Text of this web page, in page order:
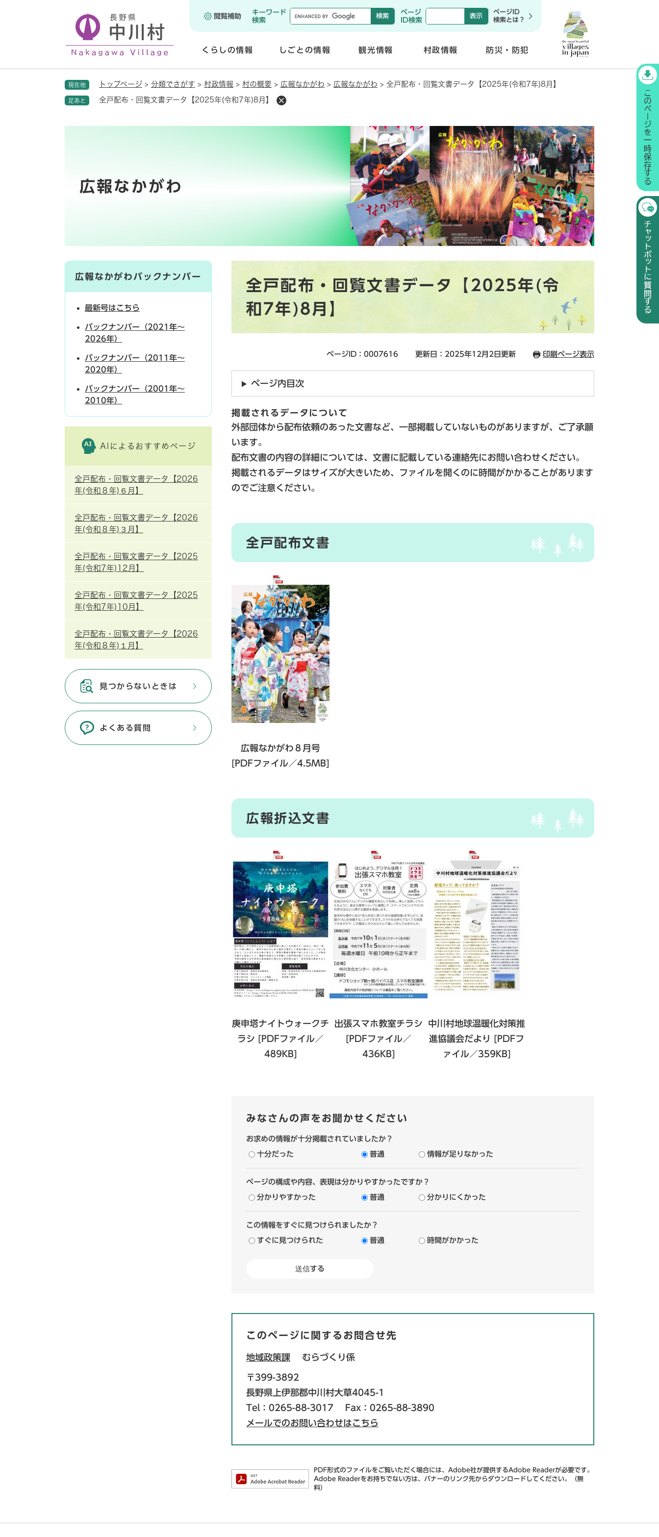
メニューを飛ばして本文へ
閲覧補助
キーワード
検索
ページ
ID検索
ページID
検索とは？
くらしの情報
く
しごとの情報
く
観光情報 村政情報
く
防災・防犯
く
現在地 トップページ > 分類でさがす > 村政情報 > 村の概要 > 広報なかがわ > 広報なかがわ > 全戸配布・回覧文書データ【2025年(令和7年)8月】
足あと 全戸配布・回覧文書データ【2025年(令和7年)8月】
広報なかがわ
全戸配布・回覧文書データ【2025年(令
和7年)8月】
ページID：0007616 更新日：2025年12月2日更新 印刷ページ表示
ページ内目次
掲載されるデータについて
外部団体から配布依頼のあった文書など、一部掲載していないものがありますが、ご了承願
います。
配布文書の内容の詳細については、文書に記載している連絡先にお問い合わせください。
掲載されるデータはサイズが大きいため、ファイルを開くのに時間がかかることがあります
のでご注意ください。
全戸配布文書
広報なかがわ８月号
[PDFファイル／4.5MB]
広報折込文書
庚申塔ナイトウォークチ
ラシ [PDFファイル／
489KB]
出張スマホ教室チラシ
[PDFファイル／
436KB]
中川村地球温暖化対策推
進協議会だより [PDFフ
ァイル／359KB]
みなさんの声をお聞かせください
お求めの情報が十分掲載されていましたか？
十分だった 普通 情報が足りなかった
ページの構成や内容、表現は分かりやすかったですか？
分かりやすかった 普通 分かりにくかった
この情報をすぐに見つけられましたか？
すぐに見つけられた 普通 時間がかかった
このページに関するお問合せ先
地域政策課 むらづくり係
〒399-3892
長野県上伊那郡中川村大草4045-1
Tel：0265-88-3017
Fax：0265-88-3890
メールでのお問い合わせはこちら
PDF形式のファイルをご覧いただく場合には、Adobe社が提供するAdobe Readerが必要です。
Adobe Readerをお持ちでない方は、バナーのリンク先からダウンロードしてください。（無
料）
広報なかがわバックナンバー
最新号はこちら
バックナンバー（2021年～
2026年）
バックナンバー（2011年～
2020年）
バックナンバー（2001年～
2010年）
AIによるおすすめページ
全戸配布・回覧文書データ【2026
年(令和８年)６月】
全戸配布・回覧文書データ【2026
年(令和８年)３月】
全戸配布・回覧文書データ【2025
年(令和7年)12月】
全戸配布・回覧文書データ【2025
年(令和7年)10月】
全戸配布・回覧文書データ【2026
年(令和８年)１月】
見つからないときは
よくある質問